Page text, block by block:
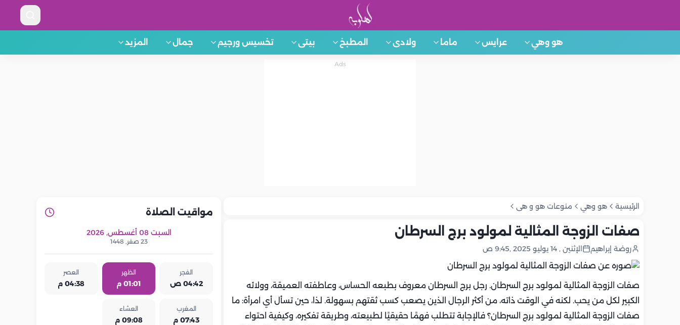
هو وهي عرايس ماما ولادى المطبخ بيتى تخسيس ورجيم جمال المزيد
الرئيسية هو وهي منوعات هو و هى
صفات الزوجة المثالية لمولود برج السرطان
روضة إبراهيم الإثنين , 14 يوليو 2025 ,9:45 ص
صفات الزوجة المثالية لمولود برج السرطان. رجل برج السرطان معروف بطبعه الحساس، وعاطفته العميقة، وولائه
الكبير لكل من يحب. لكنه في الوقت ذاته، من أكثر الرجال الذين يصعب كسب ثقتهم بسهولة. لذا، حين تسأل أي امرأة: ما
صفات الزوجة المثالية لمولود برج السرطان؟ فالإجابة تتطلب فهمًا حقيقيًا لطبيعته، وطريقة تفكيره، وكيفية احتواء
مواقيت الصلاة
السبت 08 أغسطس, 2026
23 صفر, 1448
الفجر
04:42 ص
الظهر
01:01 م
العصر
04:38 م
المغرب
07:43 م
العشاء
09:08 م